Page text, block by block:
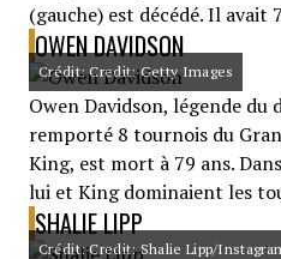
(gauche) est décédé. Il avait
OWEN DAVIDSON
Crédit: Credit: Getty Images
Owen Davidson, légende du
remporté 8 tournois du
King, est mort à 79 ans.
lui et King dominaient les
SHALIE LIPP
Crédit: Credit: Shalie Lipp/